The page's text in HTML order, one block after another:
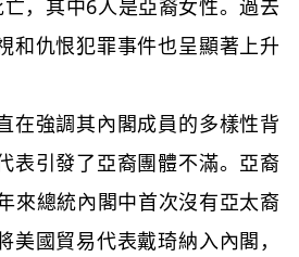
，其中6人是亞裔女性。過去
和仇恨犯罪事件也呈顯著上升
強調其內閣成員的多樣性背
表引發了亞裔團體不滿。亞裔
來總統內閣中首次沒有亞太裔
美國貿易代表戴琦納入內閣，